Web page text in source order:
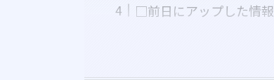
□前日にアップした情報